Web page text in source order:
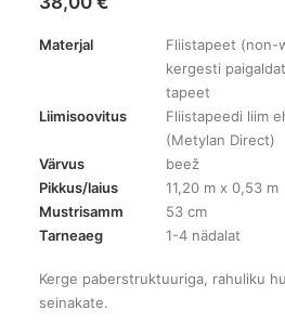
Materjal
Fliistapeet (non-
kergesti
tapeet
Liimisoovitus
Fliistapeedi liim
(Metylan Direct)
Värvus
beež
Pikkus/laius
11,20 m x 0,53 m
Mustrisamm
53 cm
Tarneaeg
1-4 nädalat
Kerge paberstruktuuriga, rahuliku
seinakate.